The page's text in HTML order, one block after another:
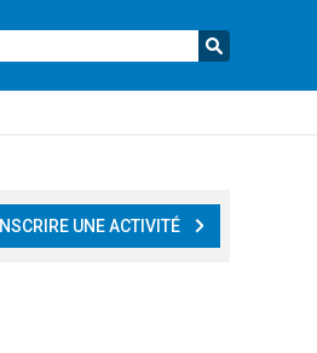
INSCRIRE UNE ACTIVITÉ